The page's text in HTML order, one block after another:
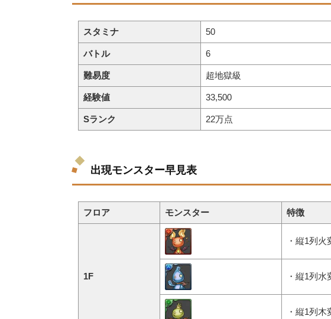
スタミナ 50
バトル 6
難易度 超地獄級
経験値 33,500
Sランク 22万点
出現モンスター早見表
フロア モンスター 特徴
1F
・縦1列火
・縦1列水
・縦1列木